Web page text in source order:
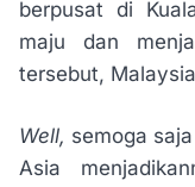
berpusat di
maju dan
tersebut,
Well, semoga
Asia